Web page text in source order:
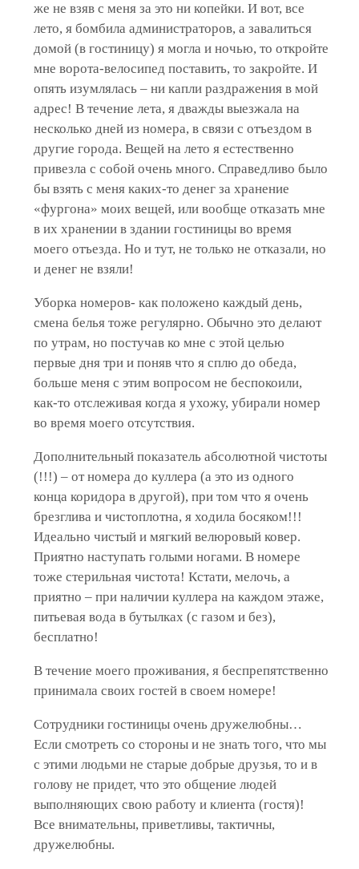
же не взяв с меня за это ни копейки. И вот, все
лето, я бомбила администраторов, а завалиться
домой (в гостиницу) я могла и ночью, то откройте
мне ворота-велосипед поставить, то закройте. И
опять изумлялась – ни капли раздражения в мой
адрес! В течение лета, я дважды выезжала на
несколько дней из номера, в связи с отъездом в
другие города. Вещей на лето я естественно
привезла с собой очень много. Справедливо было
бы взять с меня каких-то денег за хранение
«фургона» моих вещей, или вообще отказать мне
в их хранении в здании гостиницы во время
моего отъезда. Но и тут, не только не отказали, но
и денег не взяли!
Уборка номеров- как положено каждый день,
смена белья тоже регулярно. Обычно это делают
по утрам, но постучав ко мне с этой целью
первые дня три и поняв что я сплю до обеда,
больше меня с этим вопросом не беспокоили,
как-то отслеживая когда я ухожу, убирали номер
во время моего отсутствия.
Дополнительный показатель абсолютной чистоты
(!!!) – от номера до куллера (а это из одного
конца коридора в другой), при том что я очень
брезглива и чистоплотна, я ходила босяком!!!
Идеально чистый и мягкий велюровый ковер.
Приятно наступать голыми ногами. В номере
тоже стерильная чистота! Кстати, мелочь, а
приятно – при наличии куллера на каждом этаже,
питьевая вода в бутылках (с газом и без),
бесплатно!
В течение моего проживания, я беспрепятственно
принимала своих гостей в своем номере!
Сотрудники гостиницы очень дружелюбны…
Если смотреть со стороны и не знать того, что мы
с этими людьми не старые добрые друзья, то и в
голову не придет, что это общение людей
выполняющих свою работу и клиента (гостя)!
Все внимательны, приветливы, тактичны,
дружелюбны.